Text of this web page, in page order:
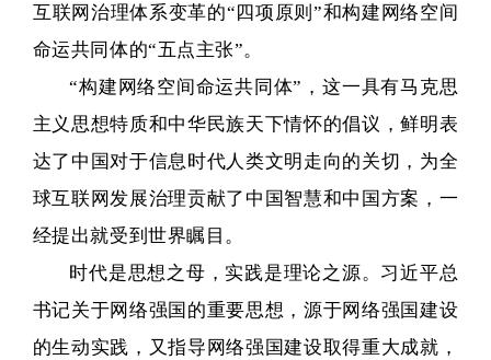
互联网治理体系变革的“四项原则”和构建网络空间
命运共同体的“五点主张”。
“构建网络空间命运共同体”，这一具有马克思
主义思想特质和中华民族天下情怀的倡议，鲜明表
达了中国对于信息时代人类文明走向的关切，为全
球互联网发展治理贡献了中国智慧和中国方案，一
经提出就受到世界瞩目。
时代是思想之母，实践是理论之源。习近平总
书记关于网络强国的重要思想，源于网络强国建设
的生动实践，又指导网络强国建设取得重大成就，